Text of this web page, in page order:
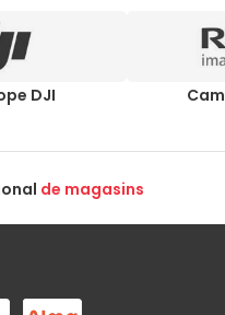
DJI
de magasins